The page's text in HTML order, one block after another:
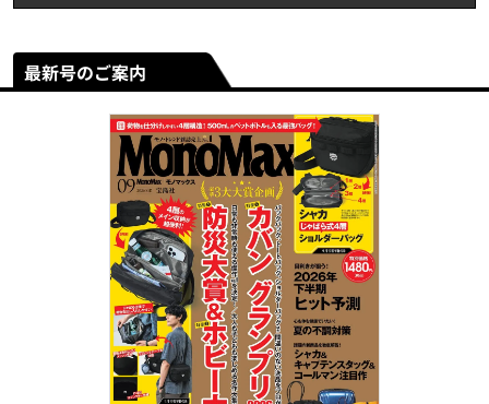
最新号のご案内